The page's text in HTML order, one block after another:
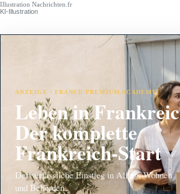
Illustration Nachrichten.fr
KI-Illustration
ANZEIGE · FRANCE PREMIUM ACADEMY
Leben in
Der komplette
Frankreich-Start
Der verlässliche Einstieg in Alltag, Wohnen
und Behörden.